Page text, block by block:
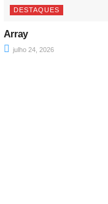
DESTAQUES
Array
julho 24, 2026